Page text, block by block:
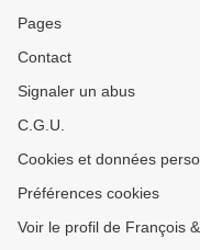
Pages
Contact
Signaler un abus
C.G.U.
Cookies et données
Préférences cookies
Voir le profil de François